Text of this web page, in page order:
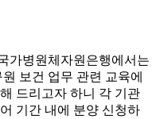
가병원체자원은행에서는
보건 업무 관련 교육에
드리고자 하니 각 기관
기간 내에 분양 신청하